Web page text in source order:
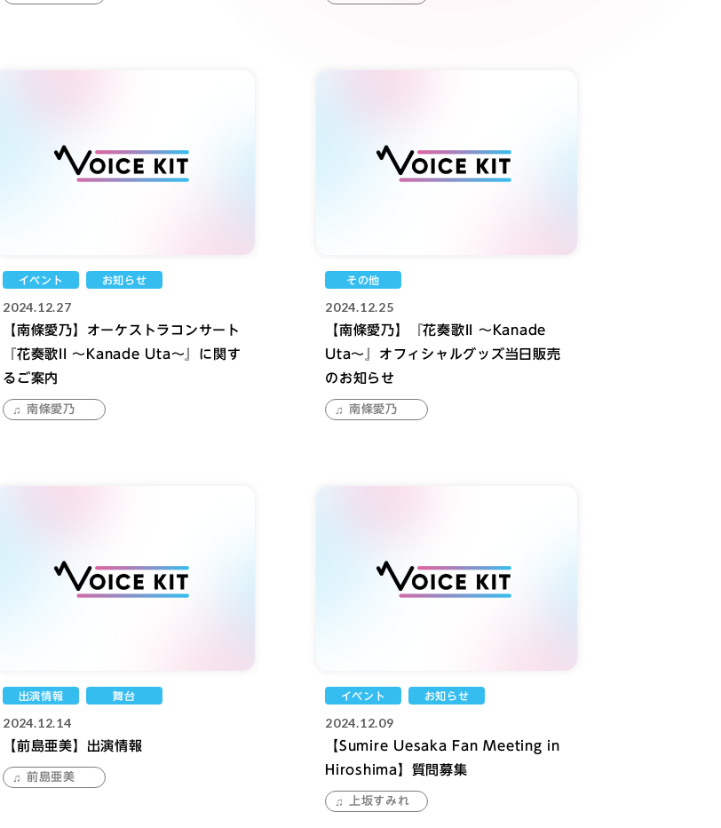
イベント お知らせ
2024.12.27
【南條愛乃】オーケストラコンサート
『花奏歌II ～Kanade Uta～』に関す
るご案内
南條愛乃
その他
2024.12.25
【南條愛乃】『花奏歌II ～Kanade
Uta～』オフィシャルグッズ当日販売
のお知らせ
南條愛乃
出演情報 舞台
2024.12.14
【前島亜美】出演情報
前島亜美
イベント お知らせ
2024.12.09
【Sumire Uesaka Fan Meeting in
Hiroshima】質問募集
上坂すみれ